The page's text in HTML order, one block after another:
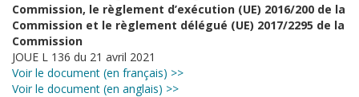
Commission, le règlement d’exécution (UE) 2016/200 de la
Commission et le règlement délégué (UE) 2017/2295 de la
Commission
JOUE L 136 du 21 avril 2021
Voir le document (en français) >>
Voir le document (en anglais) >>